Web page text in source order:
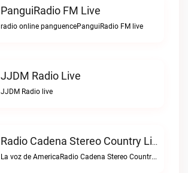
PanguiRadio FM Live
radio online panguencePanguiRadio FM live
JJDM Radio Live
JJDM Radio live
Radio Cadena Stereo Country Live
La voz de AmericaRadio Cadena Stereo Country live